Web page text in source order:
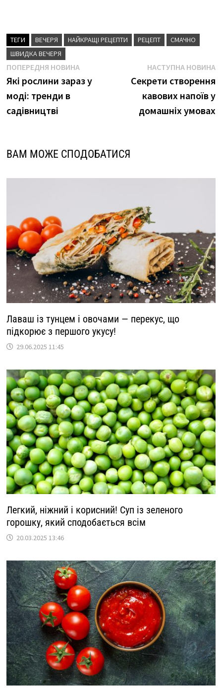
ТЕГИ ВЕЧЕРЯ НАЙКРАЩІ РЕЦЕПТИ РЕЦЕПТ
СМАЧНО
ШВИДКА ВЕЧЕРЯ
Навігація
записів
ПОПЕРЕДНЯ НОВИНАПопередня
новина
Які рослини зараз у
моді: тренди в
садівництві
НАСТУПНА НОВИНА
Секрети створення
кавових напоїв у
домашніх умовах
ВАМ МОЖЕ СПОДОБАТИСЯ
Лаваш із тунцем і овочами — перекус, що
підкорює з першого укусу!
29.06.2025 11:45
Легкий, ніжний і корисний! Суп із зеленого
горошку, який сподобається всім
20.03.2025 13:46